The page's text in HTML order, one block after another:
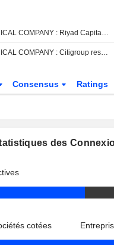
NAHDI MEDICAL COMPANY : Riyad Capital est neutre
NAHDI MEDICAL COMPANY : Citigroup reste à l'achat
Consensus Ratings
des
cotées